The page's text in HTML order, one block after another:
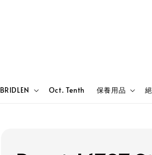
BRIDLEN Oct. Tenth 保養用品